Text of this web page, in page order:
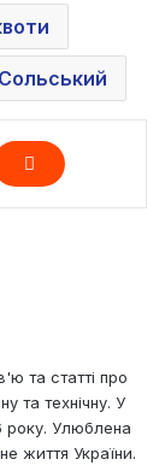
та статті про
та технічну. У
року. Улюблена
життя України.